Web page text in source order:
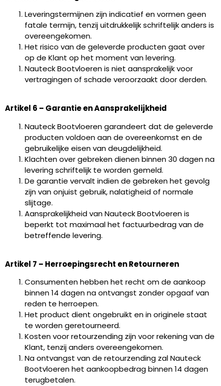
Leveringstermijnen zijn indicatief en vormen geen
fatale termijn, tenzij uitdrukkelijk schriftelijk anders is
overeengekomen.
Het risico van de geleverde producten gaat over
op de Klant op het moment van levering.
Nauteck Bootvloeren is niet aansprakelijk voor
vertragingen of schade veroorzaakt door derden.
Artikel 6 – Garantie en Aansprakelijkheid
Nauteck Bootvloeren garandeert dat de geleverde
producten voldoen aan de overeenkomst en de
gebruikelijke eisen van deugdelijkheid.
Klachten over gebreken dienen binnen 30 dagen na
levering schriftelijk te worden gemeld.
De garantie vervalt indien de gebreken het gevolg
zijn van onjuist gebruik, nalatigheid of normale
slijtage.
Aansprakelijkheid van Nauteck Bootvloeren is
beperkt tot maximaal het factuurbedrag van de
betreffende levering.
Artikel 7 – Herroepingsrecht en Retourneren
Consumenten hebben het recht om de aankoop
binnen 14 dagen na ontvangst zonder opgaaf van
reden te herroepen.
Het product dient ongebruikt en in originele staat
te worden geretourneerd.
Kosten voor retourzending zijn voor rekening van de
Klant, tenzij anders overeengekomen.
Na ontvangst van de retourzending zal Nauteck
Bootvloeren het aankoopbedrag binnen 14 dagen
terugbetalen.